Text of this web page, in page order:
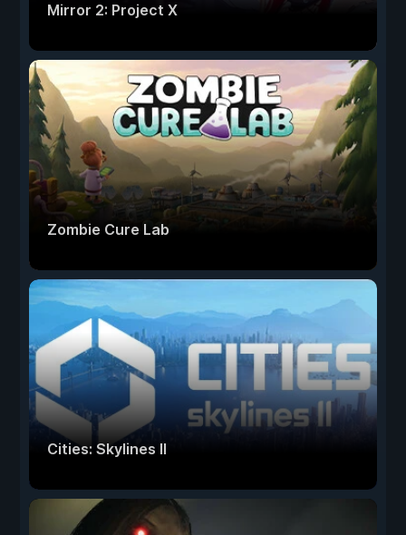
Mirror 2: Project X
Zombie Cure Lab
Cities: Skylines II